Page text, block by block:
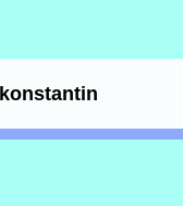
konstantin